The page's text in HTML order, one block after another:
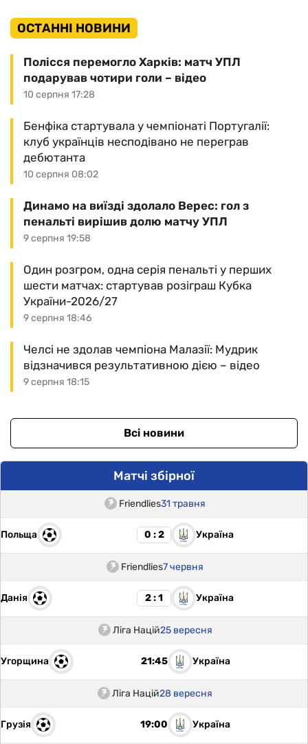
ОСТАННІ НОВИНИ
10 серпня 17:28
Полісся перемогло Харків: матч УПЛ
подарував чотири голи – відео
10 серпня 08:02
Бенфіка стартувала у чемпіонаті Португалії:
клуб українців несподівано не переграв
дебютанта
9 серпня 19:58
Динамо на виїзді здолало Верес: гол з
пенальті вирішив долю матчу УПЛ
9 серпня 18:46
Один розгром, одна серія пенальті у перших
шести матчах: стартував розіграш Кубка
України-2026/27
9 серпня 18:15
Челсі не здолав чемпіона Малазії: Мудрик
відзначився результативною дією – відео
Всі новини
Матчі збірної
Friendlies31 травня
Польща 0 : 2 Україна
Friendlies7 червня
Данія 2 : 1 Україна
Ліга Націй25 вересня
Угорщина 21:45 Україна
Ліга Націй28 вересня
Грузія 19:00 Україна